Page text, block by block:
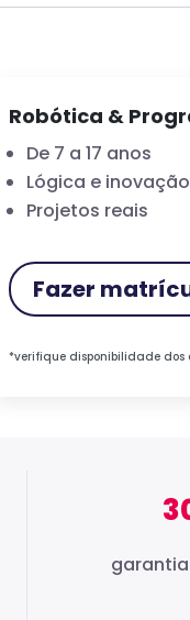
Robótica &
De 7 a 17 anos
Lógica e inovação
Projetos reais
Fazer
*verifique disponibilidade dos